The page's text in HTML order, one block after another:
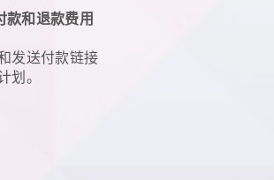
款和退款费用
发送付款链接
划。